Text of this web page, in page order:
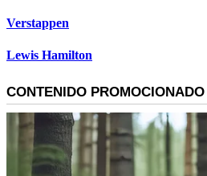
Verstappen
Lewis Hamilton